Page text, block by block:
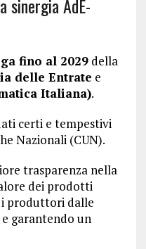
sinergia AdE-
fino al 2029della
delle Entrate e
Italiana).
certi e tempestivi
Nazionali (CUN).
trasparenza nella
dei prodotti
produttori dalle
garantendo un